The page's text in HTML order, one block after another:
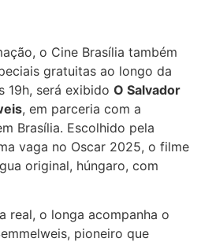
o Cine Brasília também
gratuitas ao longo da
19h, será exibido O Salvador
, em parceria com a
Brasília. Escolhido pela
vaga no Oscar 2025, o filme
original, húngaro, com
real, o longa acompanha o
pioneiro que